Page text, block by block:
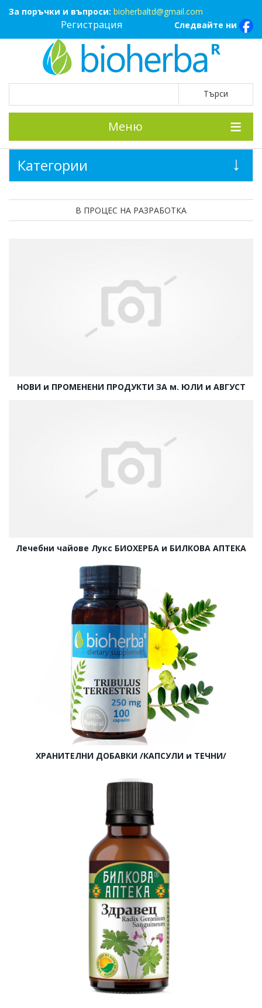
За поръчки и въпроси: bioherbaltd@gmail.com
Следвайте ни
Регистрация
Меню
В ПРОЦЕС НА РАЗРАБОТКА
НОВИ и ПРОМЕНЕНИ ПРОДУКТИ ЗА м. ЮЛИ и АВГУСТ
Лечебни чайове Лукс БИОХЕРБА и БИЛКОВА АПТЕКА
ХРАНИТЕЛНИ ДОБАВКИ /КАПСУЛИ и ТЕЧНИ/
Категории